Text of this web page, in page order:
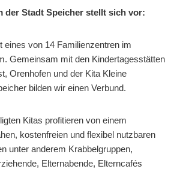
der Stadt Speicher stellt sich vor:
eines von 14 Familienzentren im
Gemeinsam mit den Kindertagesstätten
Orenhofen und der Kita Kleine
bilden wir einen Verbund.
Kitas profitieren von einem
kostenfreien und flexibel nutzbaren
unter anderem Krabbelgruppen,
Elternabende, Elterncafés